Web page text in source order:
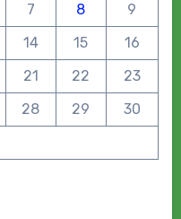
7 8
9
14 15
16
21 22
23
28 29
30